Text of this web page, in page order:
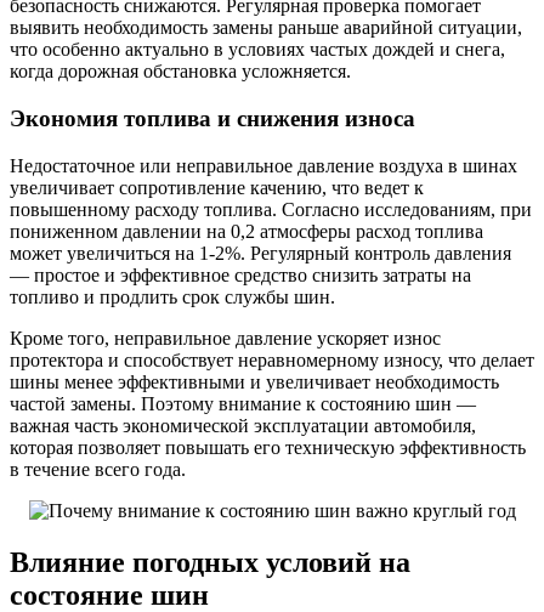
безопасность снижаются. Регулярная проверка помогает
выявить необходимость замены раньше аварийной ситуации,
что особенно актуально в условиях частых дождей и снега,
когда дорожная обстановка усложняется.
Экономия топлива и снижения износа
Недостаточное или неправильное давление воздуха в шинах
увеличивает сопротивление качению, что ведет к
повышенному расходу топлива. Согласно исследованиям, при
пониженном давлении на 0,2 атмосферы расход топлива
может увеличиться на 1-2%. Регулярный контроль давления
— простое и эффективное средство снизить затраты на
топливо и продлить срок службы шин.
Кроме того, неправильное давление ускоряет износ
протектора и способствует неравномерному износу, что делает
шины менее эффективными и увеличивает необходимость
частой замены. Поэтому внимание к состоянию шин —
важная часть экономической эксплуатации автомобиля,
которая позволяет повышать его техническую эффективность
в течение всего года.
Влияние погодных условий на
состояние шин